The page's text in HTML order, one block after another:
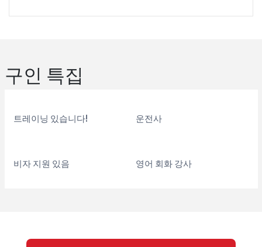
구인 특집
트레이닝 있습니다! 운전사
비자 지원 있음 영어 회화 강사